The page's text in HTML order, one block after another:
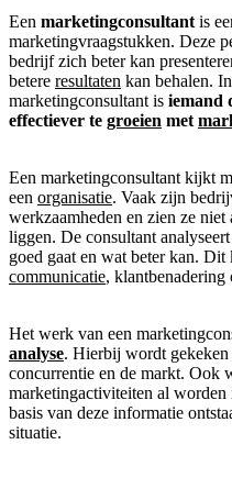
Een marketingconsultant is
marketingvraagstukken. Deze
bedrijf zich beter kan
betere resultaten kan behalen.
marketingconsultant is iemand
effectiever te groeien met
Een marketingconsultant kijkt
een organisatie. Vaak zijn
werkzaamheden en zien ze
liggen. De consultant
goed gaat en wat beter kan. Dit
communicatie, klantbenadering
Het werk van een
analyse. Hierbij wordt
concurrentie en de markt. Ook
marketingactiviteiten al
basis van deze informatie
situatie.